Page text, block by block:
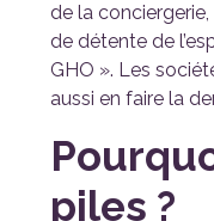
de la
de détente de
GHO ». Les
aussi en faire la
piles ?